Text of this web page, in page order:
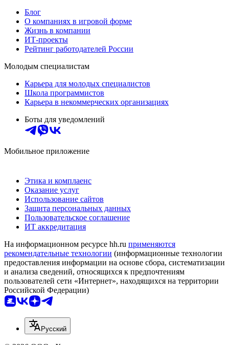
Блог
О компаниях в игровой форме
Жизнь в компании
ИТ-проекты
Рейтинг работодателей России
Молодым специалистам
Карьера для молодых специалистов
Школа программистов
Карьера в некоммерческих организациях
Боты для уведомлений
Мобильное приложение
Этика и комплаенс
Оказание услуг
Использование сайтов
Защита персональных данных
Пользовательское соглашение
ИТ аккредитация
На информационном ресурсе hh.ru применяются
рекомендательные технологии (информационные технологии
предоставления информации на основе сбора, систематизации
и анализа сведений, относящихся к предпочтениям
пользователей сети «Интернет», находящихся на территории
Российской Федерации)
Русский